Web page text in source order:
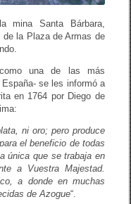
mina Santa Bárbara,
la Plaza de Armas de
una de las más
se les informó a
en 1764 por Diego de
ni oro; pero produce
el beneficio de todas
única que se trabaja en
a Vuestra Majestad.
a donde en muchas
de Azogue“.